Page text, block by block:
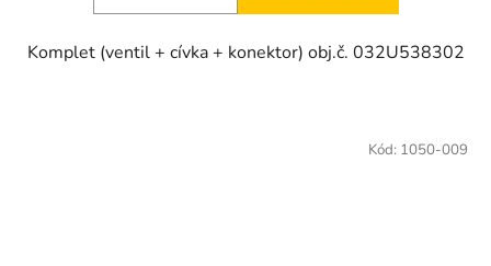
Komplet (ventil + cívka + konektor) obj.č. 032U538302
Kód: 1050-009